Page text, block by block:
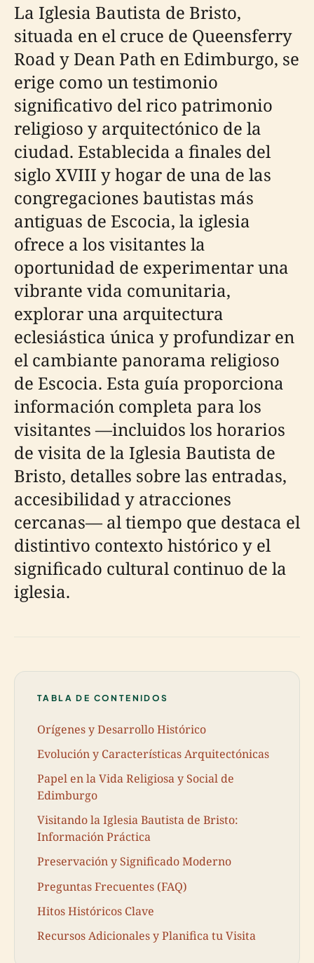
La Iglesia Bautista de Bristo,
situada en el cruce de Queensferry
Road y Dean Path en Edimburgo, se
erige como un testimonio
significativo del rico patrimonio
religioso y arquitectónico de la
ciudad. Establecida a finales del
siglo XVIII y hogar de una de las
congregaciones bautistas más
antiguas de Escocia, la iglesia
ofrece a los visitantes la
oportunidad de experimentar una
vibrante vida comunitaria,
explorar una arquitectura
eclesiástica única y profundizar en
el cambiante panorama religioso
de Escocia. Esta guía proporciona
información completa para los
visitantes —incluidos los horarios
de visita de la Iglesia Bautista de
Bristo, detalles sobre las entradas,
accesibilidad y atracciones
cercanas— al tiempo que destaca el
distintivo contexto histórico y el
significado cultural continuo de la
iglesia.
TABLA DE CONTENIDOS
Orígenes y Desarrollo Histórico
Evolución y Características Arquitectónicas
Papel en la Vida Religiosa y Social de
Edimburgo
Visitando la Iglesia Bautista de Bristo:
Información Práctica
Preservación y Significado Moderno
Preguntas Frecuentes (FAQ)
Hitos Históricos Clave
Recursos Adicionales y Planifica tu Visita